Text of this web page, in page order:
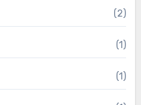
(2)
(1)
(1)